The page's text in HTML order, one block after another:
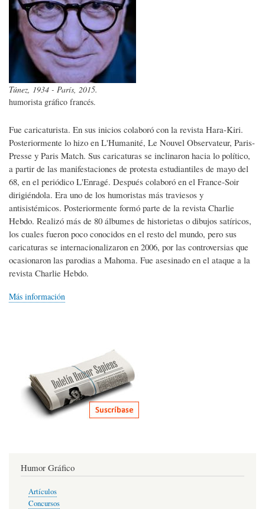
Túnez, 1934 - París, 2015.
humorista gráfico francés.
Fue caricaturista. En sus inicios colaboró con la revista Hara-Kiri.
Posteriormente lo hizo en L'Humanité, Le Nouvel Observateur, Paris-
Presse y Paris Match. Sus caricaturas se inclinaron hacia lo político,
a partir de las manifestaciones de protesta estudiantiles de mayo del
68, en el periódico L'Enragé. Después colaboró en el France-Soir
dirigiéndola. Era uno de los humoristas más traviesos y
antisistémicos. Posteriormente formó parte de la revista Charlie
Hebdo. Realizó más de 80 álbumes de historietas o dibujos satíricos,
los cuales fueron poco conocidos en el resto del mundo, pero sus
caricaturas se internacionalizaron en 2006, por las controversias que
ocasionaron las parodias a Mahoma. Fue asesinado en el ataque a la
revista Charlie Hebdo.
Más información
Humor Gráfico
Artículos
Concursos